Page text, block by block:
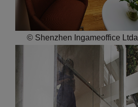
© Shenzhen Ingameoffice Ltda